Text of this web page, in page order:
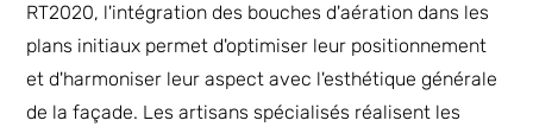
RT2020, l'intégration des bouches d'aération dans les
plans initiaux permet d'optimiser leur positionnement
et d'harmoniser leur aspect avec l'esthétique générale
de la façade. Les artisans spécialisés réalisent les